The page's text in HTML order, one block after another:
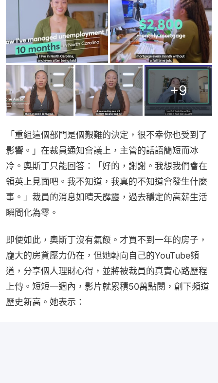
+9
「重組這個部門是個艱難的決定，很不幸你也受到了
影響。」在裁員通知會議上，主管的話語簡短而冰
冷。奧斯丁只能回答：「好的，謝謝。我想我們會在
領英上見面吧。我不知道，我真的不知道會發生什麼
事。」裁員的消息如晴天霹靂，過去穩定的高薪生活
瞬間化為零。
即便如此，奧斯丁沒有氣餒。才買不到一年的房子，
龐大的房貸壓力仍在，但她轉向自己的YouTube頻
道，分享個人理財心得，並將被裁員的真實心路歷程
上傳。短短一週內，影片就累積50萬點閱，創下頻道
歷史新高。她表示：